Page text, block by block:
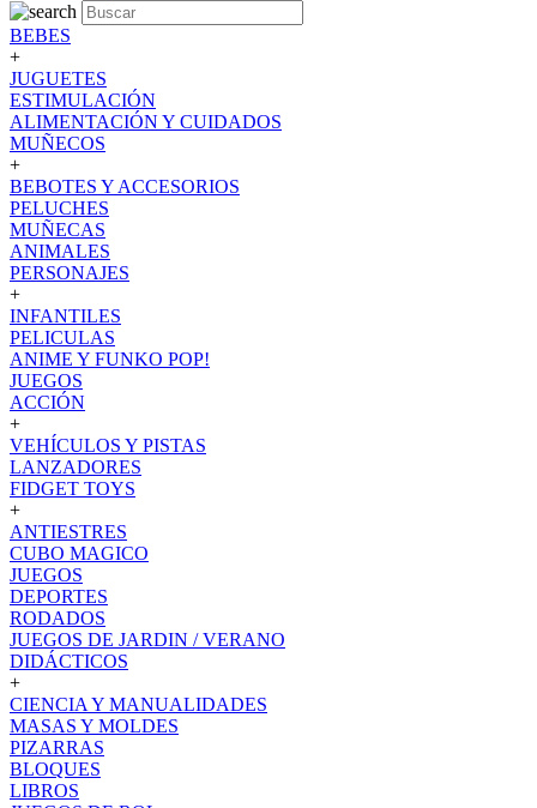
BEBES
+
JUGUETES
ESTIMULACIÓN
ALIMENTACIÓN Y CUIDADOS
MUÑECOS
+
BEBOTES Y ACCESORIOS
PELUCHES
MUÑECAS
ANIMALES
PERSONAJES
+
INFANTILES
PELICULAS
ANIME Y FUNKO POP!
JUEGOS
ACCIÓN
+
VEHÍCULOS Y PISTAS
LANZADORES
FIDGET TOYS
+
ANTIESTRES
CUBO MAGICO
JUEGOS
DEPORTES
RODADOS
JUEGOS DE JARDIN / VERANO
DIDÁCTICOS
+
CIENCIA Y MANUALIDADES
MASAS Y MOLDES
PIZARRAS
BLOQUES
LIBROS